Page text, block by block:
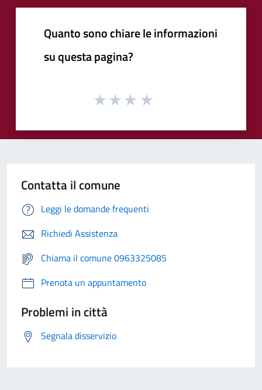
Quanto sono chiare le informazioni
su questa pagina?
Contatta il comune
Leggi le domande frequenti
Richiedi Assistenza
Chiama il comune 0963325085
Prenota un appuntamento
Problemi in città
Segnala disservizio